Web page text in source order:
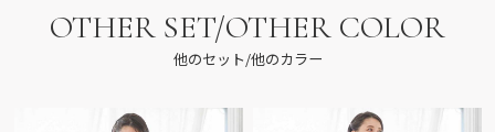
OTHER SET/OTHER COLOR
他のセット/他のカラー